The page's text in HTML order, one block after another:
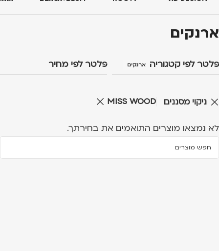
ארנקים
פלטר לפי קטגוריה ארנקים פלטר לפי מחיר
ניקוי מסננים MISS WOOD
לא נמצאו מוצרים התואמים את בחירתך.